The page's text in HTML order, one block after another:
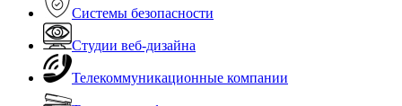
Системы безопасности
Студии веб-дизайна
Телекоммуникационные компании